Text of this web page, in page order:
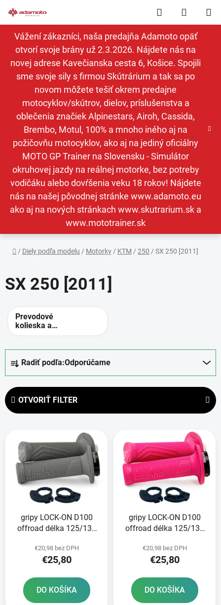
na
obsah
Vážení zákazníci, naša predajňa Adamoto opäť
otvorí svoje brány už 2.3.2026. Nájdete nás na
novej adrese Kavečianska cesta 6, Košice. Spojili
sme svoje sily s firmou Skútrárium a tak sa po
novom môžete tešiť okrem predajne
motocyklov/skútrov, dielov, príslušenstva a
oblečenia značiek Alpinestars, Airoh, Cassida,
Brembo, Motul, 100% a mnoho iného aj na
požičovňu motocyklov, ako aj na jediný oficiálny
MOTO GP Trainer na Slovensku - Simulátor
okruhovej jazdy na reálnej motorke, bez potreby
vodičáku alebo dovŕšenia veku 18 rokov! Nájdete
nás na našej pôvodnej stránke www.adamoto.eu
ako aj na nových stránkach www.skutrarium.sk a
www.mototrainer.sk
Hľadať
KOŠÍK
Domov
/ Diely podľa modelu / Motorky / KTM / 250 / SX 250 [2011]
SX 250 [2011]
Prevodové
kolieska a
rozety -
prevody
e
n
Radiť podľa:Odporúčame
OTVORIŤ FILTER
gripy LOCK-ON D100
offroad délka 125/130
šedé
€20,98 bez DPH
€25,80
DO KOŠÍKA
gripy LOCK-ON D100
offroad délka 125/130
růžov
€20,98 bez DPH
€25,80
DO KOŠÍKA